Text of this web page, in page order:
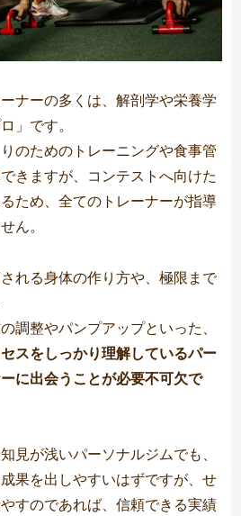
ナーの多くは、解剖学や栄養学
」です。
のためのトレーニングや食事管
きますが、コンテストへ向けた
ため、全てのトレーナーが指導
ん。
れる身体の作り方や、極限まで
調整やパンプアップといった、
スをしっかり理解しているパー
に出会うことが必要不可欠で
見が浅いパーソナルジムでも、
果を出しやすいはずですが、せ
すのであれば、信頼できる実績